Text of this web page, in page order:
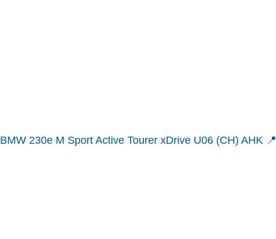
BMW 230e M Sport Active Tourer xDrive U06 (CH) AHK 📍